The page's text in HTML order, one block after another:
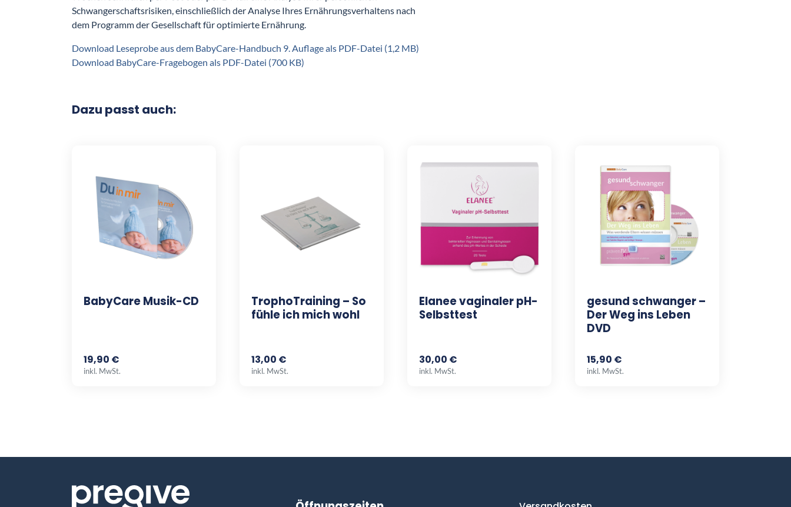
Schwangerschaftsrisiken, einschließlich der Analyse Ihres Ernährungsverhaltens nach
dem Programm der Gesellschaft für optimierte Ernährung.
Download Leseprobe aus dem BabyCare-Handbuch 9. Auflage als PDF-Datei (1,2 MB)
Download BabyCare-Fragebogen als PDF-Datei (700 KB)
Dazu passt auch:
BabyCare Musik-CD
19,90 €
inkl. MwSt.
TrophoTraining – So
fühle ich mich wohl
13,00 €
inkl. MwSt.
Elanee vaginaler pH-
Selbsttest
30,00 €
inkl. MwSt.
gesund schwanger –
Der Weg ins Leben
DVD
15,90 €
inkl. MwSt.